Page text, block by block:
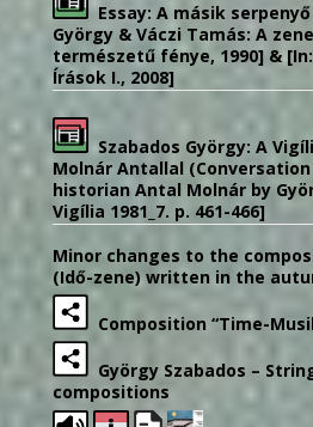
Essay: A másik serpenyő
György & Váczi Tamás: A
természetű fénye, 1990] &
Írások I., 2008]
Szabados György: A
Molnár Antallal
historian Antal Molnár by
Vigília 1981_7. p. 461-466]
Minor changes to the
(Idő-zene) written in the
Composition “Time-
György Szabados –
compositions